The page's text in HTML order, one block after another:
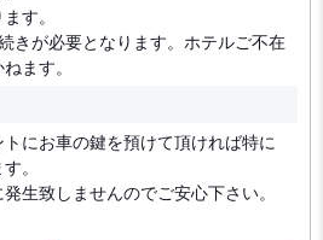
す。
きが必要となります。ホテルご不在
ます。
にお車の鍵を預けて頂ければ特に
。
生致しませんのでご安心下さい。